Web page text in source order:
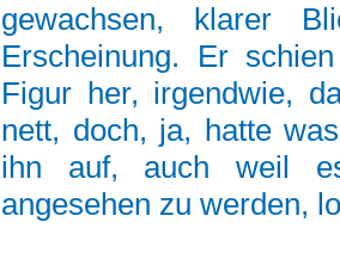
gewachsen, klarer
Erscheinung. Er
Figur her, irgendwie,
nett, doch, ja, hatte
ihn auf, auch weil
angesehen zu werden,